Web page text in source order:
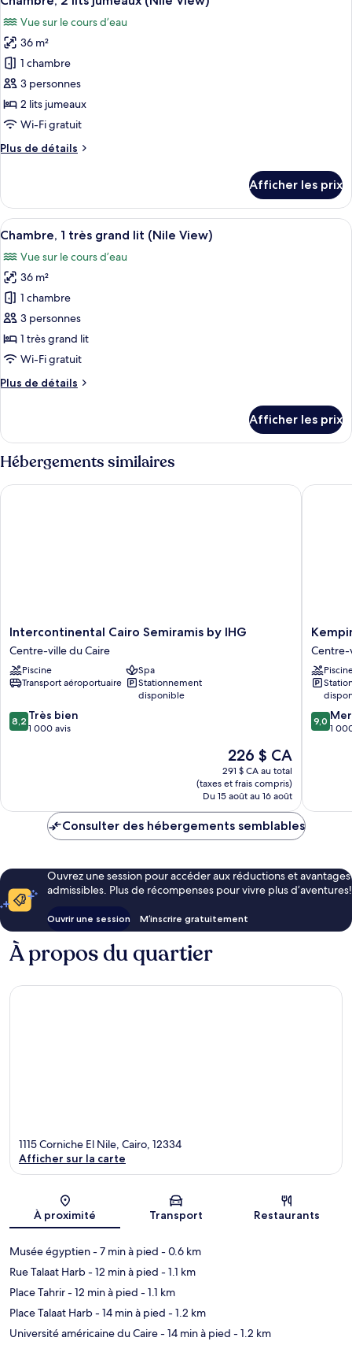
vue
sur
la
ville
lit,
vue
sur
la
ville
toutes
les
photos
pour
ce
type
de
chambre :
Chambre,
jumeaux
(Nile
View)
Vue sur le cours d’eau
36 m²
1 chambre
3 personnes
2 lits jumeaux
Wi-Fi gratuit
Plus de détails
Plus
Chambre,
lits
(Nile
View)
Afficher les prix
Afficher
toutes
les
photos
pour
ce
type
de
chambre :
Chambre,
grand
lit
(Nile
View)
Une vue urbaine avec une rivière,
10
Chambre, 1 très grand lit (Nile View)
Vue sur le cours d’eau
36 m²
1 chambre
3 personnes
1 très grand lit
Wi-Fi gratuit
Plus de détails
Plus
Chambre,
1
très
grand
lit
Afficher les prix
Hébergements similaires
Intercontinental
Cairo
Semiramis
by
IHG
ville
du
Intercontinental Cairo Semiramis by IHG
Centre-ville du Caire
Piscine
Spa
Transport aéroportuaire
Stationnement
disponible
8.2
sur
8,2 Très bien
1 000 avis
Le
prix
est
de
226 $ CA
226 $ CA
291 $ CA au total
(taxes et frais compris)
Du 15 août au 16 août
Intercontinental Cairo Semiramis by IHG
Nile
Hotel
Cairo
Centre-
ville
du
Caire
Centre-
9.0
sur
9,0
1
Consulter des hébergements semblables
Ouvrez une session pour accéder aux réductions et avantages
admissibles. Plus de récompenses pour vivre plus d’aventures!
Ouvrir une session M’inscrire gratuitement
À propos du quartier
Carte
1115 Corniche El Nile, Cairo, 12334
Afficher sur la carte
À proximité Transport Restaurants
Musée égyptien- 7 min à pied - 0.6 km
Rue Talaat Harb- 12 min à pied - 1.1 km
Place Tahrir- 12 min à pied - 1.1 km
Place Talaat Harb- 14 min à pied - 1.2 km
Université américaine du Caire- 14 min à pied - 1.2 km